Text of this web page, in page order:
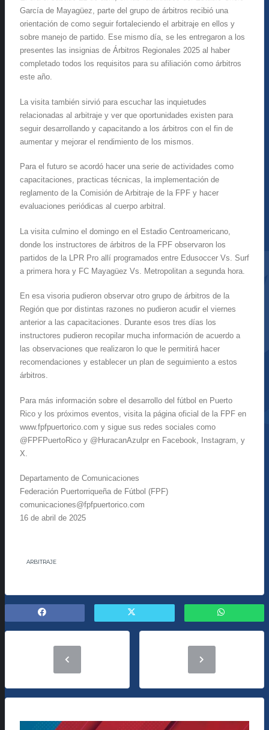
García de Mayagüez, parte del grupo de árbitros recibió una
orientación de como seguir fortaleciendo el arbitraje en ellos y
sobre manejo de partido. Ese mismo día, se les entregaron a los
presentes las insignias de Árbitros Regionales 2025 al haber
completado todos los requisitos para su afiliación como árbitros
este año.
La visita también sirvió para escuchar las inquietudes
relacionadas al arbitraje y ver que oportunidades existen para
seguir desarrollando y capacitando a los árbitros con el fin de
aumentar y mejorar el rendimiento de los mismos.
Para el futuro se acordó hacer una serie de actividades como
capacitaciones, practicas técnicas, la implementación de
reglamento de la Comisión de Arbitraje de la FPF y hacer
evaluaciones periódicas al cuerpo arbitral.
La visita culmino el domingo en el Estadio Centroamericano,
donde los instructores de árbitros de la FPF observaron los
partidos de la LPR Pro allí programados entre Edusoccer Vs. Surf
a primera hora y FC Mayagüez Vs. Metropolitan a segunda hora.
En esa visoria pudieron observar otro grupo de árbitros de la
Región que por distintas razones no pudieron acudir el viernes
anterior a las capacitaciones. Durante esos tres días los
instructores pudieron recopilar mucha información de acuerdo a
las observaciones que realizaron lo que le permitirá hacer
recomendaciones y establecer un plan de seguimiento a estos
árbitros.
Para más información sobre el desarrollo del fútbol en Puerto
Rico y los próximos eventos, visita la página oficial de la FPF en
www.fpfpuertorico.com y sigue sus redes sociales como
@FPFPuertoRico y @HuracanAzulpr en Facebook, Instagram, y
X.
Departamento de Comunicaciones
Federación Puertorriqueña de Fútbol (FPF)
comunicaciones@fpfpuertorico.com
16 de abril de 2025
ARBITRAJE